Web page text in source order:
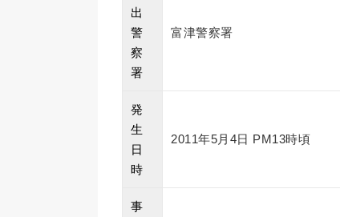
出
警
察
署
富津警察署
発
生
日
時
2011年5月4日 PM13時頃
事